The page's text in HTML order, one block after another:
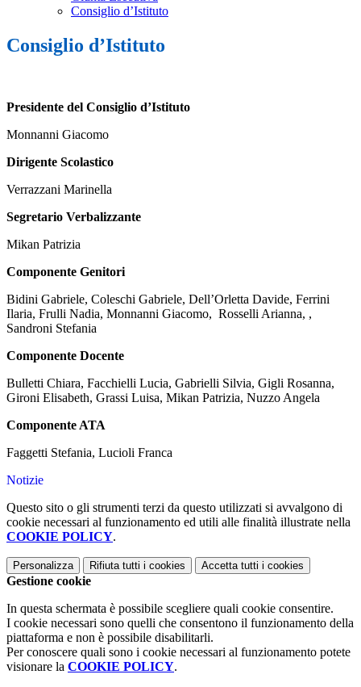
Consiglio d’Istituto
Consiglio d’Istituto
Presidente del Consiglio d’Istituto
Monnanni Giacomo
Dirigente Scolastico
Verrazzani Marinella
Segretario Verbalizzante
Mikan Patrizia
Componente Genitori
Bidini Gabriele, Coleschi Gabriele, Dell’Orletta Davide, Ferrini
Ilaria, Frulli Nadia, Monnanni Giacomo, Rosselli Arianna, ,
Sandroni Stefania
Componente Docente
Bulletti Chiara, Facchielli Lucia, Gabrielli Silvia, Gigli Rosanna,
Gironi Elisabeth, Grassi Luisa, Mikan Patrizia, Nuzzo Angela
Componente ATA
Faggetti Stefania, Lucioli Franca
Notizie
Questo sito o gli strumenti terzi da questo utilizzati si avvalgono di
cookie necessari al funzionamento ed utili alle finalità illustrate nella
COOKIE POLICY.
Personalizza Rifiuta tutti i cookies Accetta tutti i cookies
Gestione cookie
In questa schermata è possibile scegliere quali cookie consentire.
I cookie necessari sono quelli che consentono il funzionamento della
piattaforma e non è possibile disabilitarli.
Per conoscere quali sono i cookie necessari al funzionamento potete
visionare la COOKIE POLICY.